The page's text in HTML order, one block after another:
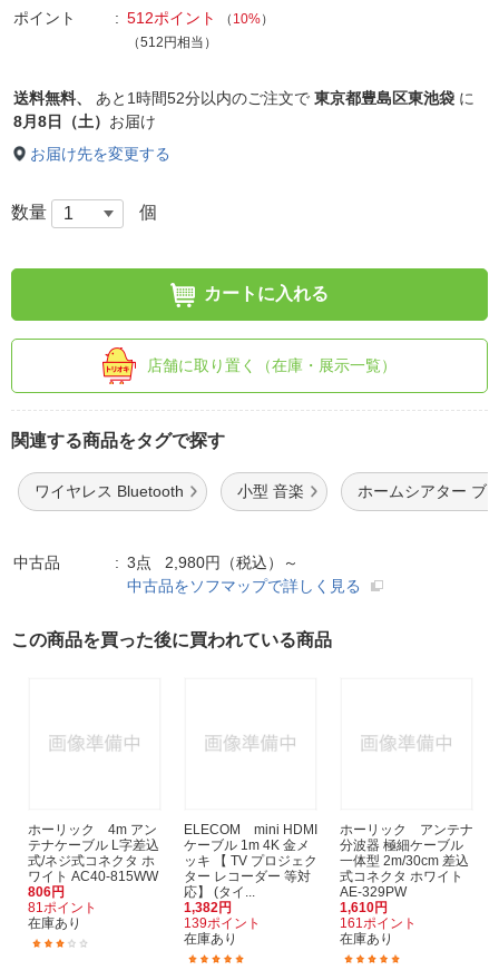
ポイント 512ポイント （ 10%）
（512円相当）
送料無料、 あと 1時間52分以内のご注文で 東京都豊島区東池袋 に
8月8日（土） お届け
お届け先を変更する
数量 個
カートに入れる
店舗に取り置く（在庫・展示一覧）
関連する商品をタグで探す
ワイヤレス Bluetooth 小型 音楽 ホームシアター ブ
中古品
3点 2,980円（税込）～
中古品をソフマップで詳しく見る
この商品を買った後に買われている商品
ホーリック 4m アン
テナケーブル L字差込
式/ネジ式コネクタ ホ
ワイト AC40-815WW
806円
81ポイント
在庫あり
ELECOM mini HDMI
ケーブル 1m 4K 金メ
ッキ 【 TV プロジェク
ター レコーダー 等対
応】 (タイ...
1,382円
139ポイント
在庫あり
ホーリック アンテナ
分波器 極細ケーブル
一体型 2m/30cm 差込
式コネクタ ホワイト
AE-329PW
1,610円
161ポイント
在庫あり